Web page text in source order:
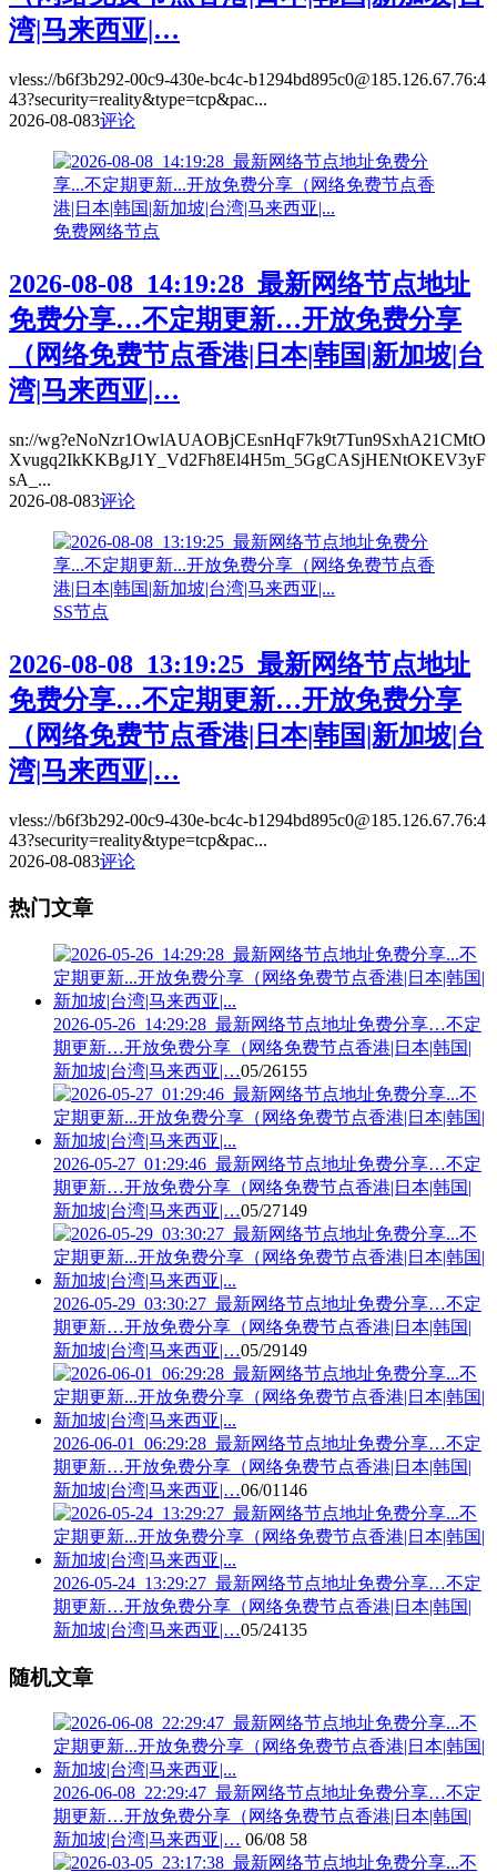
湾|马来西亚|…
vless://b6f3b292-00c9-430e-bc4c-b1294bd895c0@185.126.67.76:4
43?security=reality&type=tcp&pac...
2026-08-083评论
免费网络节点
2026-08-08_14:19:28_最新网络节点地址
免费分享…不定期更新…开放免费分享
（网络免费节点香港|日本|韩国|新加坡|台
湾|马来西亚|…
sn://wg?eNoNzr1OwlAUAOBjCEsnHqF7k9t7Tun9SxhA21CMtO
Xvugq2IkKKBgJ1Y_Vd2Fh8El4H5m_5GgCASjHENtOKEV3yF
sA_...
2026-08-083评论
SS节点
2026-08-08_13:19:25_最新网络节点地址
免费分享…不定期更新…开放免费分享
（网络免费节点香港|日本|韩国|新加坡|台
湾|马来西亚|…
vless://b6f3b292-00c9-430e-bc4c-b1294bd895c0@185.126.67.76:4
43?security=reality&type=tcp&pac...
2026-08-083评论
热门文章
2026-05-26_14:29:28_最新网络节点地址免费分享…不定
期更新…开放免费分享（网络免费节点香港|日本|韩国|
新加坡|台湾|马来西亚|…05/26155
2026-05-27_01:29:46_最新网络节点地址免费分享…不定
期更新…开放免费分享（网络免费节点香港|日本|韩国|
新加坡|台湾|马来西亚|…05/27149
2026-05-29_03:30:27_最新网络节点地址免费分享…不定
期更新…开放免费分享（网络免费节点香港|日本|韩国|
新加坡|台湾|马来西亚|…05/29149
2026-06-01_06:29:28_最新网络节点地址免费分享…不定
期更新…开放免费分享（网络免费节点香港|日本|韩国|
新加坡|台湾|马来西亚|…06/01 146
2026-05-24_13:29:27_最新网络节点地址免费分享…不定
期更新…开放免费分享（网络免费节点香港|日本|韩国|
新加坡|台湾|马来西亚|…05/24135
随机文章
2026-06-08_22:29:47_最新网络节点地址免费分享…不定
期更新…开放免费分享（网络免费节点香港|日本|韩国|
新加坡|台湾|马来西亚|… 06/08 58